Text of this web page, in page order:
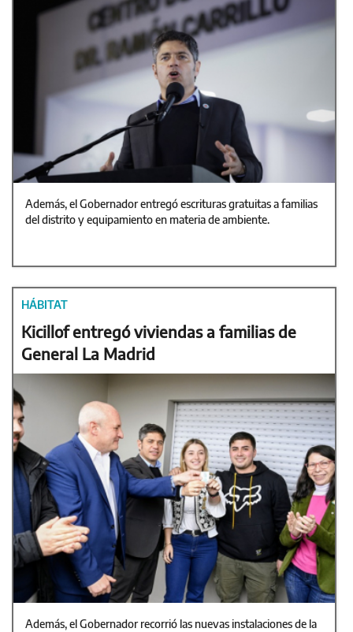
Además, el Gobernador entregó escrituras gratuitas a familias
del distrito y equipamiento en materia de ambiente.
HÁBITAT
Kicillof entregó viviendas a familias de
General La Madrid
Además, el Gobernador recorrió las nuevas instalaciones de la